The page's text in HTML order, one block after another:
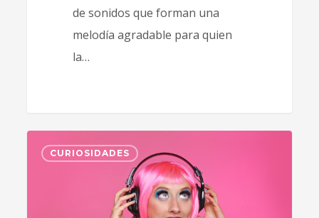
de sonidos que forman una
melodía agradable para quien
la…
CURIOSIDADES 1